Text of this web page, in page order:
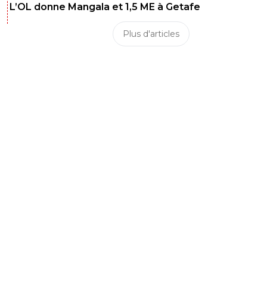
L’OL donne Mangala et 1,5 ME à Getafe
Plus d'articles